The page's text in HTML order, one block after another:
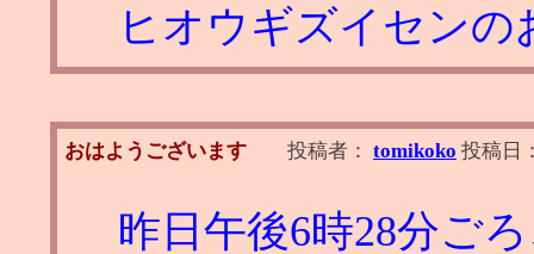
ヒオウギズイセン
おはようございます 投稿者： tomikoko 投稿日
昨日午後6時28分ご